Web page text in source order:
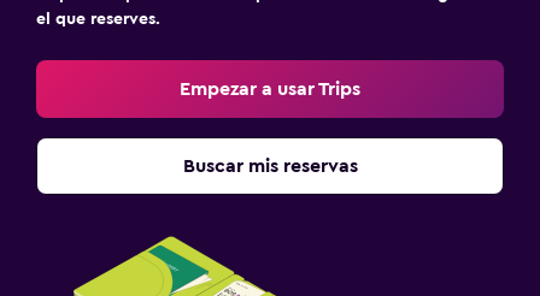
el que reserves.
Empezar a usar Trips
Buscar mis reservas